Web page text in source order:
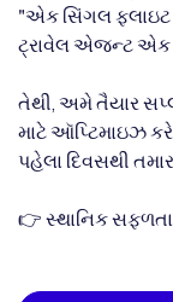
"એક સિંગલ ફ્લાઇટ
ટ્રાવેલ એજન્ટ એક
તેથી, અમે તૈયાર
માટે ઑપ્ટિમાઇઝ
પહેલા દિવસથી
👉 સ્થાનિક